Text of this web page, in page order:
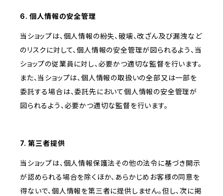
6. 個人情報の安全管理
当ショップは、個人情報の紛失、破壊、改ざん及び漏洩など
のリスクに対して、個人情報の安全管理が図られるよう、当
ショップの従業員に対し、必要かつ適切な監督を行います。
また、当ショップは、個人情報の取扱いの全部又は一部を
委託する場合は、委託先において個人情報の安全管理が
図られるよう、必要かつ適切な監督を行います。
7. 第三者提供
当ショップは、個人情報保護法その他の法令に基づき開示
が認められる場合を除くほか、あらかじめお客様の同意を
得ないで、個人情報を第三者に提供しません。但し、次に掲